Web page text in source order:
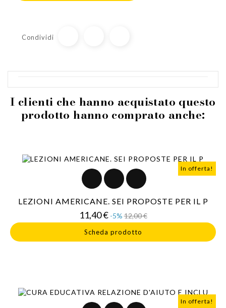
Condividi
I clienti che hanno acquistato questo
prodotto hanno comprato anche:
In offerta!
LEZIONI AMERICANE. SEI PROPOSTE PER IL P
11,40 € Prezzo
base
-5% 12,00 €Prezzo
Scheda prodotto
In offerta!